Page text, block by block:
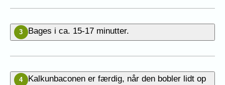
3 Bages i ca. 15-17 minutter.
4
Kalkunbaconen er færdig, når den bobler lidt op